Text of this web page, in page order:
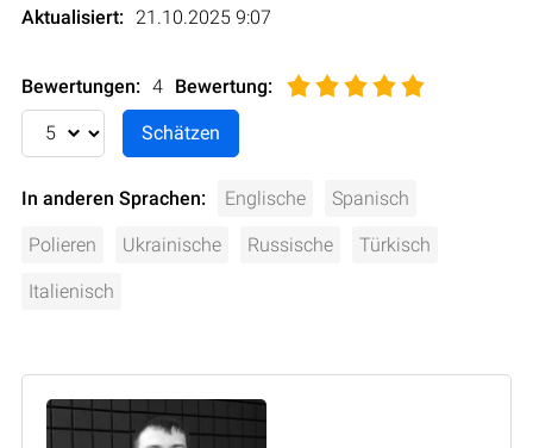
Aktualisiert: 21.10.2025 9:07
Bewertungen: 4 Bewertung:
In anderen Sprachen: Englische Spanisch
Polieren Ukrainische Russische Türkisch
Italienisch